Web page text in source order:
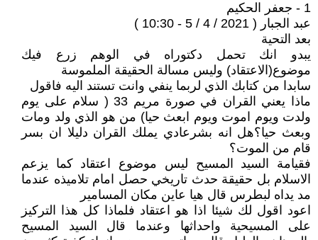
1 - جعفر الحكيم
عبد الجبار ( 2021 / 4 / 5 - 10:30 )
بعد التحية
يبدو انك تحمل دكتوراه في الوهم زرع فيك
موضوع(الاعتقاد) وليس مسالة الحقيقة الملموسة
سابدا من كتابك الذي لربما ينفي وانت تستند اليه فاقول
ماذا يعني القران في صورة مريم 33 ( سلام على يوم
ولدت ويوم اموت ويوم ابعث حيا) من هو الذي ولد ومات
وبعث حيا؟هل انه بشرعادي يملك القران دليلا ان بسر
قام من الموت؟
فقيامة السيد المسيح ليس موضوع اعتقاد كما يزعم
الاسلام بل حقيقة حدث تاريخي حصل امام تلاميذه عندما
مد يداه لبطرس قال هيا عاين مكان المسامير
اعود اقول لك شيئا اذا هو اعتقاد فلماذا كل هذا التركيز
على المسيحية واحداثها وعندما قال السيد المسيح